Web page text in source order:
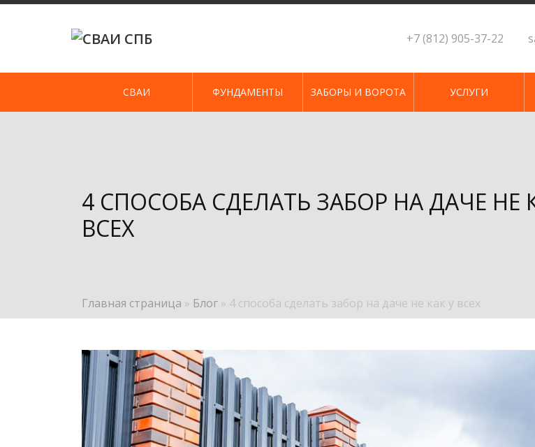
Skip
+7 (812) 905-37-22
СВАИ ФУНДАМЕНТЫ ЗАБОРЫ И ВОРОТА УСЛУГИ
4 СПОСОБА СДЕЛАТЬ ЗАБОР НА ДАЧЕ НЕ
ВСЕХ
Главная страница » Блог » 4 способа сделать забор на даче не как у всех